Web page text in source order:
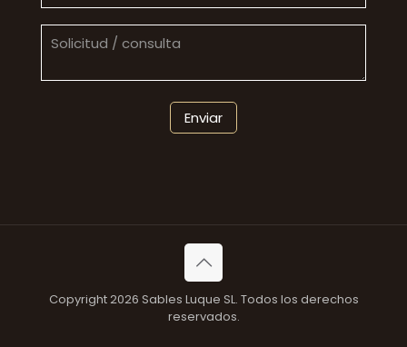
Copyright 2026 Sables Luque SL. Todos los derechos
reservados.